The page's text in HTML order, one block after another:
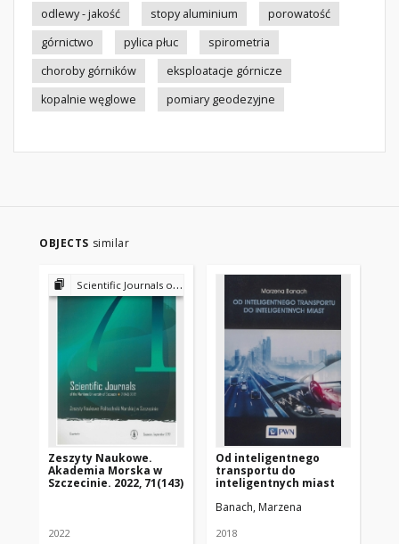
odlewy - jakość
stopy aluminium
porowatość
górnictwo
pylica płuc
spirometria
choroby górników
eksploatacje górnicze
kopalnie węglowe
pomiary geodezyjne
OBJECTS similar
Scientific Journals of the Maritime University of Szczecin
Zeszyty Naukowe.
Akademia Morska w
Szczecinie. 2022, 71(143)
2022
Od inteligentnego
transportu do
inteligentnych miast
Banach, Marzena
2018